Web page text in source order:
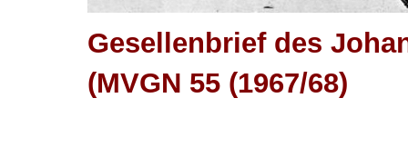
Gesellenbrief des
(MVGN 55 (1967/68)